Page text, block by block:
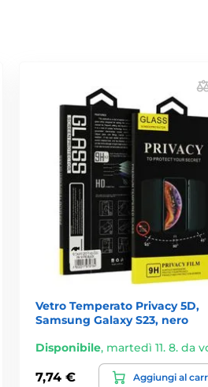
Vetro Temperato Privacy 5D,
Samsung Galaxy S23, nero
Disponibile, martedì 11. 8. da
7,74 € Aggiungi al